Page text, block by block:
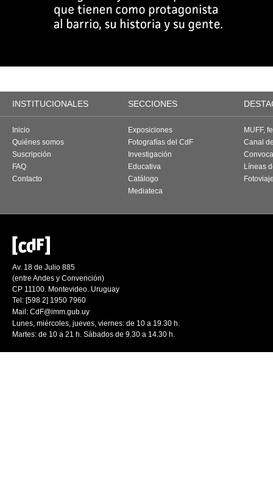
INSTITUCIONALES SECCIONES
Inicio
Quiénes somos
Suscripción
FAQ
Contacto
Exposiciones
Fotografías del CdF
Investigación
Educativa
Catálogo
Mediateca
MUFF,
Canal
Líneas
Av. 18 de Julio 885
(entre Andes y Convención)
CP 11100. Montevideo. Uruguay
Tel: [598 2] 1950 7960
Mail: CdF@imm.gub.uy
Lunes, miércoles, jueves, viernes: de 10 a 19.30 h.
Martes: de 10 a 21 h. Sábados de 9.30 a 14.30 h.